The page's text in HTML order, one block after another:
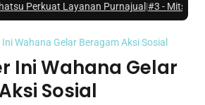
Layanan Purnajual|#3 -Mitsubishi Fuso
Wahana Gelar Beragam Aksi Sosial
Ini Wahana Gelar
Sosial